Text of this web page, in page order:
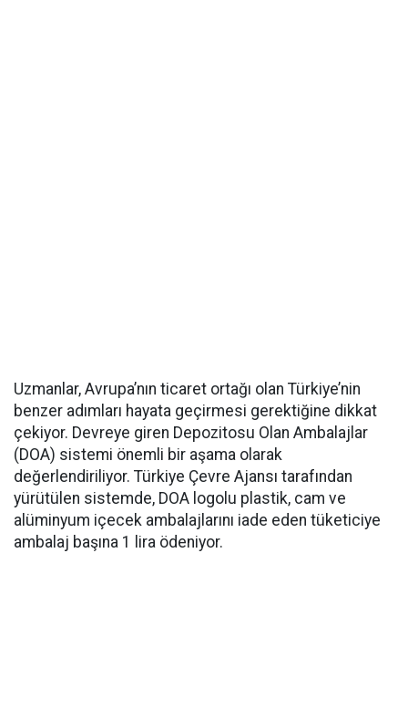
Uzmanlar, Avrupa’nın ticaret ortağı olan Türkiye’nin
benzer adımları hayata geçirmesi gerektiğine dikkat
çekiyor. Devreye giren Depozitosu Olan Ambalajlar
(DOA) sistemi önemli bir aşama olarak
değerlendiriliyor. Türkiye Çevre Ajansı tarafından
yürütülen sistemde, DOA logolu plastik, cam ve
alüminyum içecek ambalajlarını iade eden tüketiciye
ambalaj başına 1 lira ödeniyor.